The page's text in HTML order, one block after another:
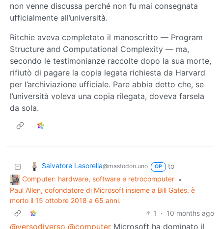
non venne discussa perché non fu mai consegnata
ufficialmente all’università.
Ritchie aveva completato il manoscritto — Program
Structure and Computational Complexity — ma,
secondo le testimonianze raccolte dopo la sua morte,
rifiutò di pagare la copia legata richiesta da Harvard
per l’archiviazione ufficiale. Pare abbia detto che, se
l’università voleva una copia rilegata, doveva farsela
da sola.
Salvatore Lasorella@mastodon.uno OP
to
Computer: hardware, software e retrocomputer •
Paul Allen, cofondatore di Microsoft insieme a Bill Gates, è
morto il 15 ottobre 2018 a 65 anni.
1
· 10 months ago
@versodiverso @computer Microsoft ha dominato il